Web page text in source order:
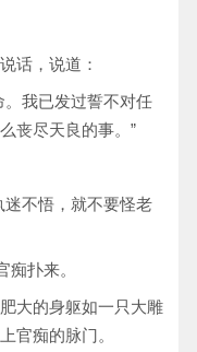
话，说道：
。我已发过誓不对任
丧尽天良的事。”
迷不悟，就不要怪老
痴扑来。
大的身躯如一只大雕
官痴的脉门。